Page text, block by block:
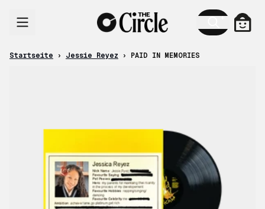
Startseite › Jessie Reyez › PAID IN MEMORIES